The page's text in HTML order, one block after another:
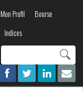
Mon Profil
Bourse
Indices
recherche